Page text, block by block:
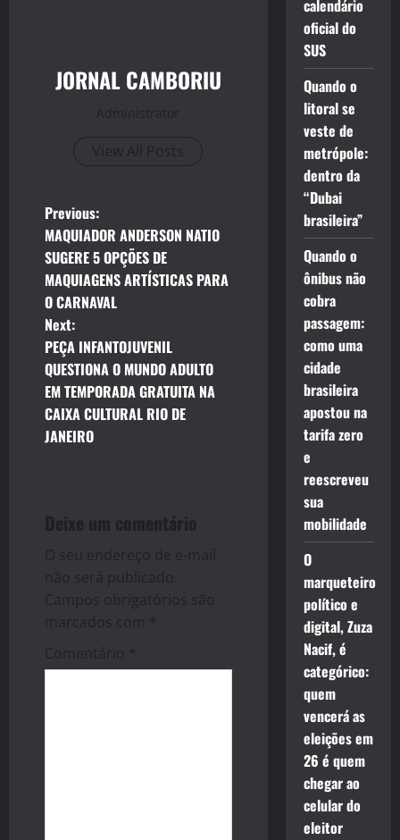
JORNAL CAMBORIU
Administrator
View All Posts
P
o
s
t
n
a
v
g
a
t
i
o
Previous:
MAQUIADOR ANDERSON NATIO
SUGERE 5 OPÇÕES DE
MAQUIAGENS ARTÍSTICAS PARA
O CARNAVAL
Next:
PEÇA INFANTOJUVENIL
QUESTIONA O MUNDO ADULTO
EM TEMPORADA GRATUITA NA
CAIXA CULTURAL RIO DE
JANEIRO
Deixe um comentário
O seu endereço de e-mail
não será publicado.
Campos obrigatórios são
marcados com *
Comentário *
calendário
oficial do
SUS
Quando o
litoral se
veste de
metrópole:
dentro da
“Dubai
brasileira”
Quando o
ônibus não
cobra
passagem:
como uma
cidade
brasileira
apostou na
tarifa zero
e
reescreveu
sua
mobilidade
O
marqueteiro
político e
digital, Zuza
Nacif, é
categórico:
quem
vencerá as
eleições em
26 é quem
chegar ao
celular do
eleitor